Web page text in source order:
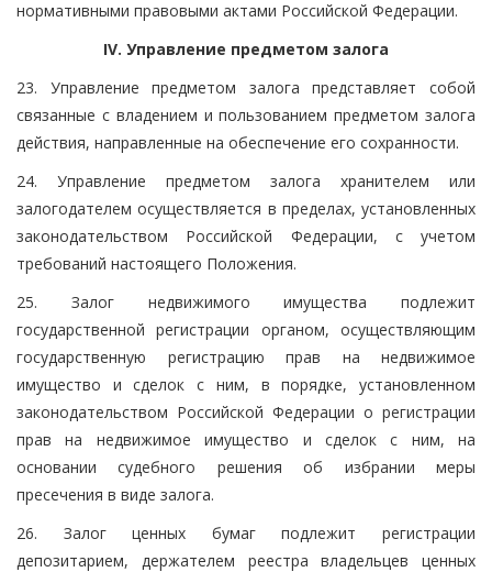
нормативными правовыми актами Российской Федерации.
IV. Управление предметом залога
23. Управление предметом залога представляет собой
связанные с владением и пользованием предметом залога
действия, направленные на обеспечение его сохранности.
24. Управление предметом залога хранителем или
залогодателем осуществляется в пределах, установленных
законодательством Российской Федерации, с учетом
требований настоящего Положения.
25. Залог недвижимого имущества подлежит
государственной регистрации органом, осуществляющим
государственную регистрацию прав на недвижимое
имущество и сделок с ним, в порядке, установленном
законодательством Российской Федерации о регистрации
прав на недвижимое имущество и сделок с ним, на
основании судебного решения об избрании меры
пресечения в виде залога.
26. Залог ценных бумаг подлежит регистрации
депозитарием, держателем реестра владельцев ценных